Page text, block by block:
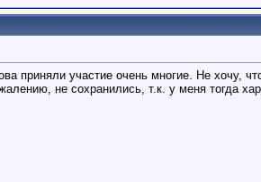
приняли участие очень многие. Не хочу,
не сохранились, т.к. у меня тогда